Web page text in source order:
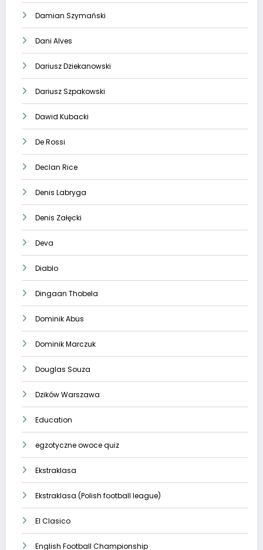
Damian Szymański
Dani Alves
Dariusz Dziekanowski
Dariusz Szpakowski
Dawid Kubacki
De Rossi
Declan Rice
Denis Labryga
Denis Załęcki
Deva
Diablo
Dingaan Thobela
Dominik Abus
Dominik Marczuk
Douglas Souza
Dzików Warszawa
Education
egzotyczne owoce quiz
Ekstraklasa
Ekstraklasa (Polish football league)
El Clasico
English Football Championship